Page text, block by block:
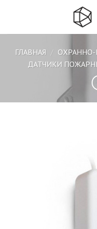
ГЛАВНАЯ / ОХРАННО-
ДАТЧИКИ